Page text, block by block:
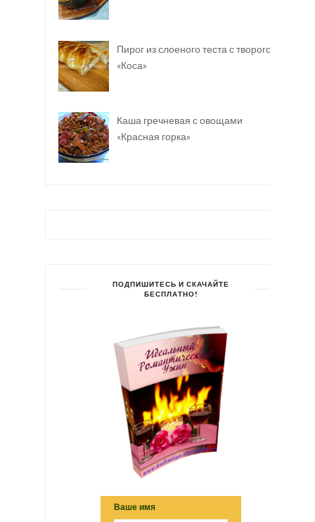
Пирог из слоеного теста с творогом
«Коса»
Каша гречневая с овощами
«Красная горка»
ПОДПИШИТЕСЬ И СКАЧАЙТЕ
БЕСПЛАТНО!
Ваше имя